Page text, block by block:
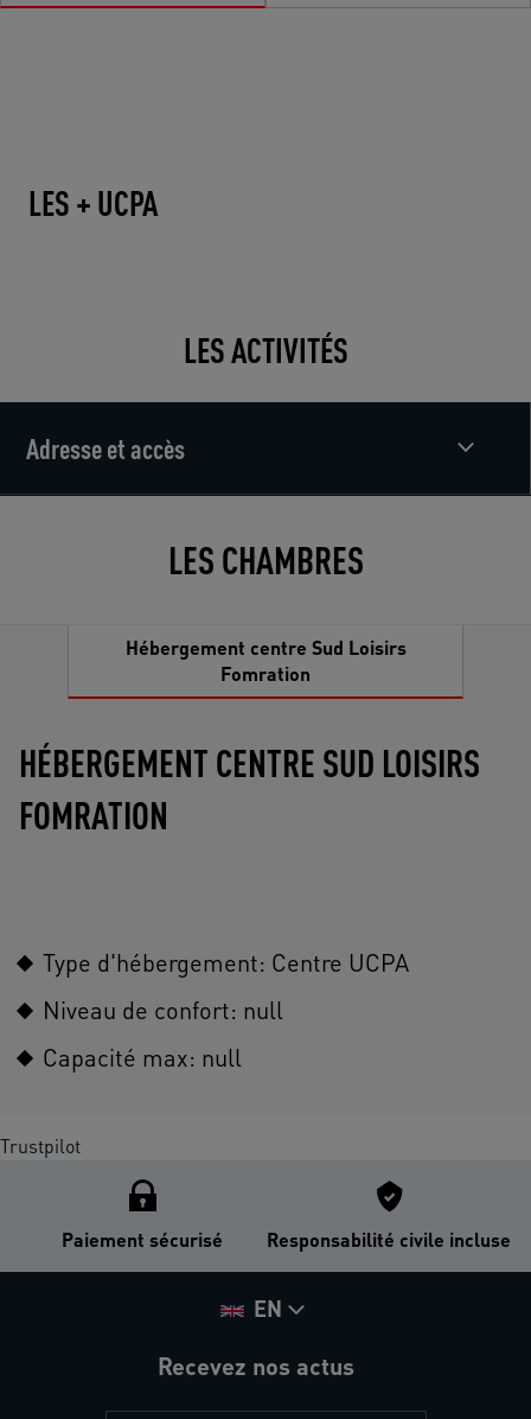
LES + UCPA
LES ACTIVITÉS
Adresse et accès
LES CHAMBRES
Hébergement centre Sud Loisirs
Fomration
HÉBERGEMENT CENTRE SUD LOISIRS
FOMRATION
Type d'hébergement: Centre UCPA
Niveau de confort: null
Capacité max: null
Trustpilot
Paiement sécurisé Responsabilité civile incluse
EN
Recevez nos actus